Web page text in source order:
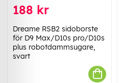
188 kr
Dreame RSB2 sidoborste
för D9 Max/D10s pro/D10s
plus robotdammsugare,
svart